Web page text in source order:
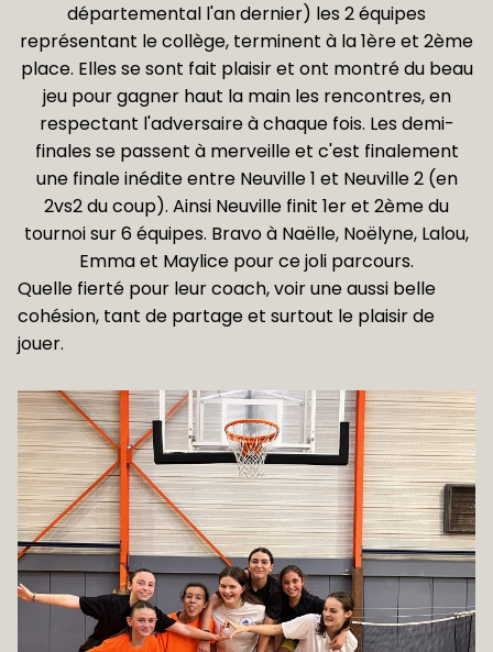
départemental l'an dernier) les 2 équipes
représentant le collège, terminent à la 1ère et 2ème
place. Elles se sont fait plaisir et ont montré du beau
jeu pour gagner haut la main les rencontres, en
respectant l'adversaire à chaque fois. Les demi-
finales se passent à merveille et c'est finalement
une finale inédite entre Neuville 1 et Neuville 2 (en
2vs2 du coup). Ainsi Neuville finit 1er et 2ème du
tournoi sur 6 équipes. Bravo à Naëlle, Noëlyne, Lalou,
Emma et Maylice pour ce joli parcours.
Quelle fierté pour leur coach, voir une aussi belle
cohésion, tant de partage et surtout le plaisir de
jouer.